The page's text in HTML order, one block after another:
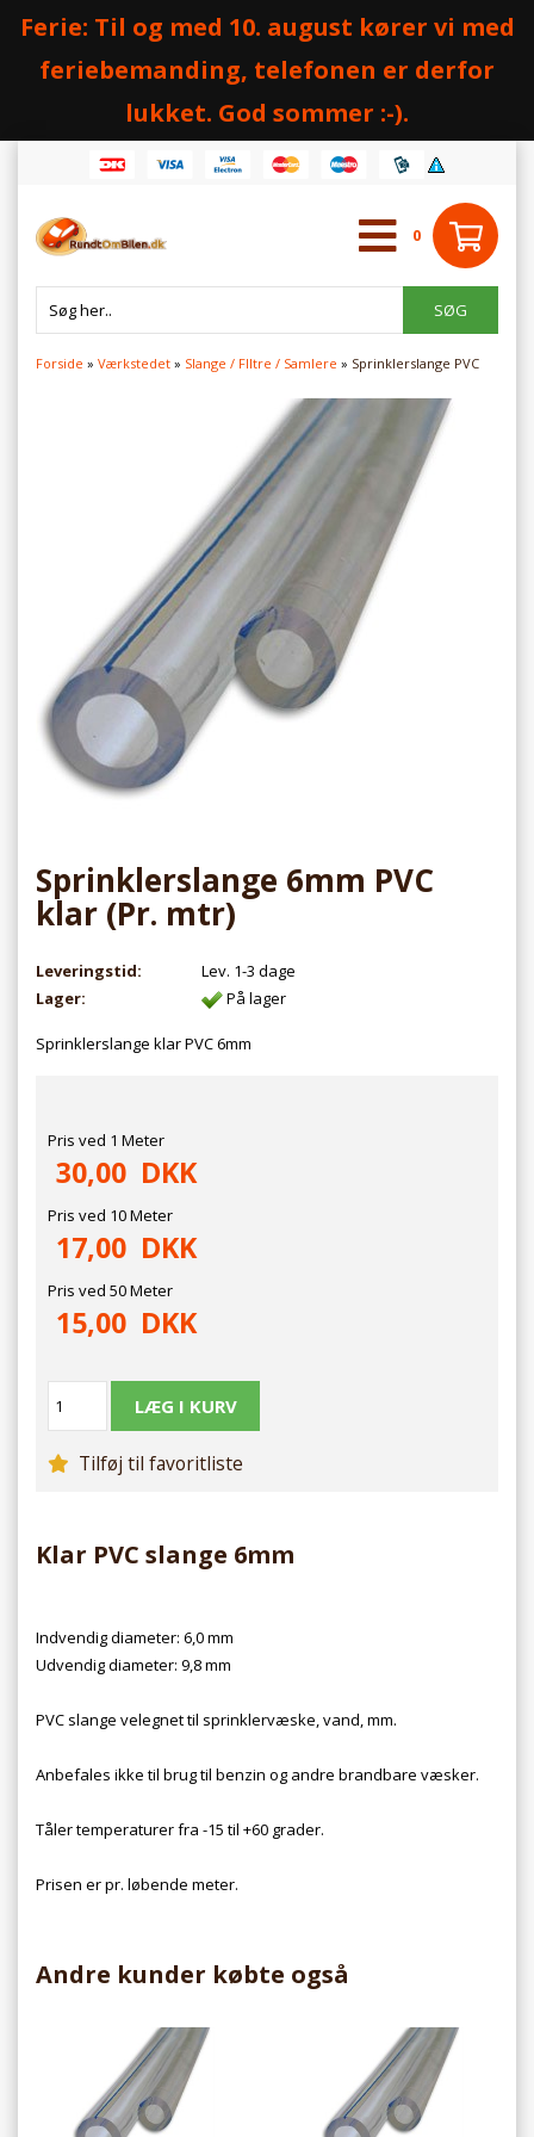
Ferie: Til og med 10. august kører vi med
feriebemanding, telefonen er derfor
lukket. God sommer :-).
0
Forside » Værkstedet » Slange / FIltre / Samlere » Sprinklerslange PVC
Sprinklerslange 6mm PVC
klar (Pr. mtr)
Leveringstid:
Lev. 1-3 dage
Lager:
På lager
Sprinklerslange klar PVC 6mm
Pris ved 1 Meter
30,00 DKK
Pris ved 10 Meter
17,00 DKK
Pris ved 50 Meter
15,00 DKK
Tilføj til favoritliste
Klar PVC slange 6mm
Indvendig diameter: 6,0 mm
Udvendig diameter: 9,8 mm
PVC slange velegnet til sprinklervæske, vand, mm.
Anbefales ikke til brug til benzin og andre brandbare væsker.
Tåler temperaturer fra -15 til +60 grader.
Prisen er pr. løbende meter.
Andre kunder købte også